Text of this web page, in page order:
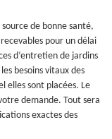
de bonne santé,
pour un délai
d’entretien de jardins
besoins vitaux des
elles sont placées. Le
demande. Tout sera
exactes des